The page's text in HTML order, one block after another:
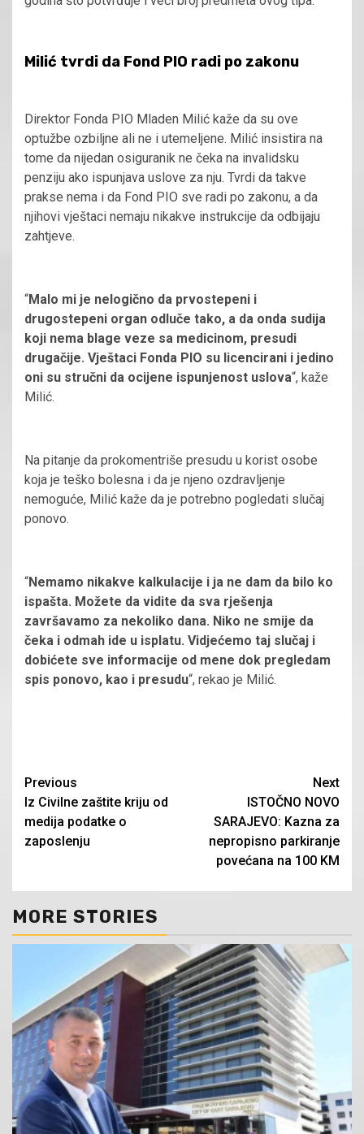
Milić tvrdi da Fond PIO radi po zakonu
Direktor Fonda PIO Mladen Milić kaže da su ove
optužbe ozbiljne ali ne i utemeljene. Milić insistira na
tome da nijedan osiguranik ne čeka na invalidsku
penziju ako ispunjava uslove za nju. Tvrdi da takve
prakse nema i da Fond PIO sve radi po zakonu, a da
njihovi vještaci nemaju nikakve instrukcije da odbijaju
zahtjeve.
“Malo mi je nelogično da prvostepeni i
drugostepeni organ odluče tako, a da onda sudija
koji nema blage veze sa medicinom, presudi
drugačije. Vještaci Fonda PIO su licencirani i jedino
oni su stručni da ocijene ispunjenost uslova“, kaže
Milić.
Na pitanje da prokomentriše presudu u korist osobe
koja je teško bolesna i da je njeno ozdravljenje
nemoguće, Milić kaže da je potrebno pogledati slučaj
ponovo.
“Nemamo nikakve kalkulacije i ja ne dam da bilo ko
ispašta. Možete da vidite da sva rješenja
završavamo za nekoliko dana. Niko ne smije da
čeka i odmah ide u isplatu. Vidjećemo taj slučaj i
dobićete sve informacije od mene dok pregledam
spis ponovo, kao i presudu“, rekao je Milić.
Continue
Reading
Previous
Iz Civilne zaštite kriju od
medija podatke o
zaposlenju
Next
ISTOČNO NOVO
SARAJEVO: Kazna za
nepropisno parkiranje
povećana na 100 KM
MORE STORIES